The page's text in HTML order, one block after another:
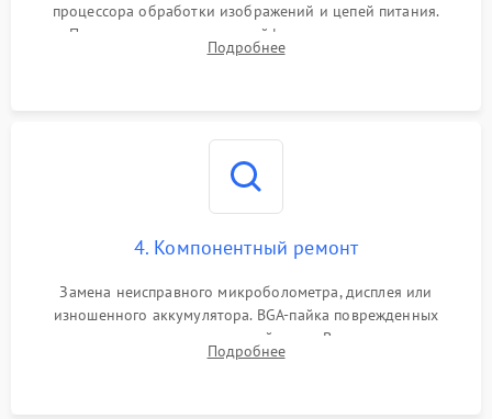
процессора обработки изображений и цепей питания.
Проверка целостности шлейфов, модуля памяти и
интерфейсов связи. Выявление сгоревших SMD-компонентов
Подробнее
4. Компонентный ремонт
Замена неисправного микроболометра, дисплея или
изношенного аккумулятора. BGA-пайка поврежденных
контроллеров на материнской плате. Восстановление
разъемов и кнопок, замена поврежденных элементов
Подробнее